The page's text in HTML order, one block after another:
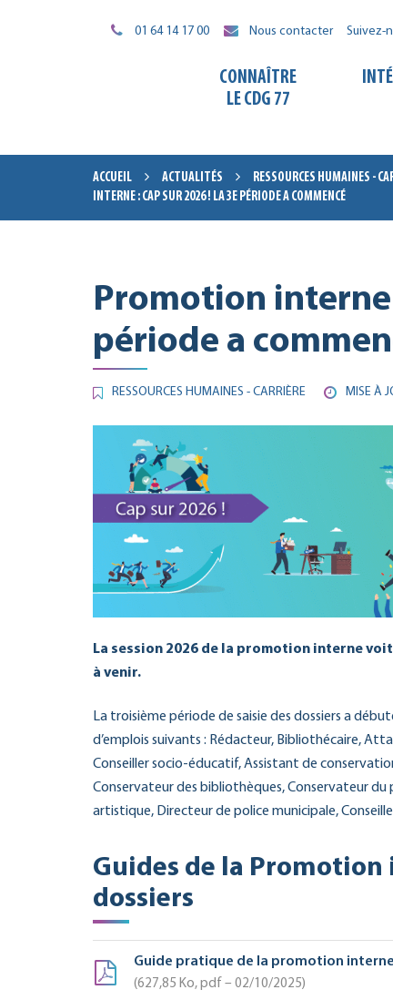
01 64 14 17 00 Nous contacter Suivez-
CONNAÎTRE
LE CDG 77
ACCUEIL ACTUALITÉS RESSOURCES HUMAINES -
INTERNE : CAP SUR 2026 ! LA 3E PÉRIODE A COMMENCÉ
Promotion interne
période a
RESSOURCES HUMAINES - CARRIÈRE MISE À
La session 2026 de la promotion interne
à venir.
La troisième période de saisie des dossiers a
d’emplois suivants : Rédacteur, Bibliothécaire,
Conseiller socio-éducatif, Assistant de
Conservateur des bibliothèques, Conservateur
artistique, Directeur de police municipale,
Guides de la
dossiers
Guide pratique de la promotion
627,85 Ko, pdf – 02/10/2025